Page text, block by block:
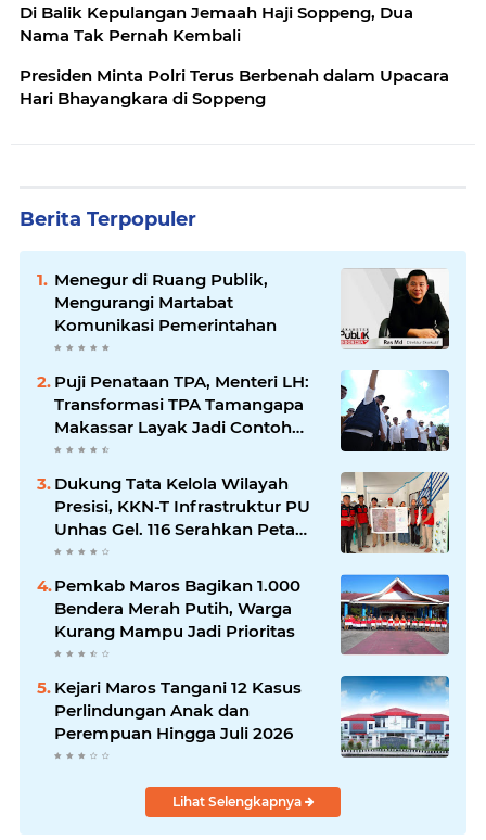
Di Balik Kepulangan Jemaah Haji Soppeng, Dua
Nama Tak Pernah Kembali
Presiden Minta Polri Terus Berbenah dalam Upacara
Hari Bhayangkara di Soppeng
Berita Terpopuler
Menegur di Ruang Publik,
Mengurangi Martabat
Komunikasi Pemerintahan
Puji Penataan TPA, Menteri LH:
Transformasi TPA Tamangapa
Makassar Layak Jadi Contoh
Nasional
Dukung Tata Kelola Wilayah
Presisi, KKN-T Infrastruktur PU
Unhas Gel. 116 Serahkan Peta
Batas Dusun Berbasis GIS ke
Pemkab Maros Bagikan 1.000
Bendera Merah Putih, Warga
Kurang Mampu Jadi Prioritas
Kejari Maros Tangani 12 Kasus
Perlindungan Anak dan
Perempuan Hingga Juli 2026
Lihat Selengkapnya